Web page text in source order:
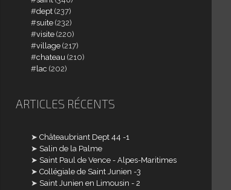
dept (237)
suite (232)
visite (220)
village (217)
chateau (210)
lac (202)
ARTICLES RÉCENTS
Châteaubriant Dept 44 -1
Salin de la Palme
Saint Paul de Vence - Alpes-Maritimes
Collégiale de Saint Junien -3
Saint Junien en Limousin - 2